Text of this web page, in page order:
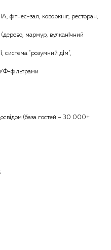
фітнес-зал, коворкінг, ресторан,
(дерево, мармур, вулканічний
система "розумний дім",
фільтрами
(база гостей – 30 000+